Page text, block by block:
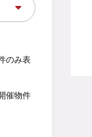
のみ表
催物件